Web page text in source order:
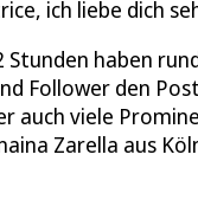
ich liebe dich
haben
Follower den
auch viele
Zarella aus